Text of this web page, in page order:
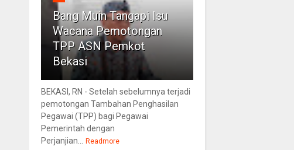
Bang Muin Tangapi Isu
Wacana Pemotongan
TPP ASN Pemkot
Bekasi
BEKASI, RN - Setelah sebelumnya terjadi
pemotongan Tambahan Penghasilan
Pegawai (TPP) bagi Pegawai
Pemerintah dengan
Perjanjian...
Readmore